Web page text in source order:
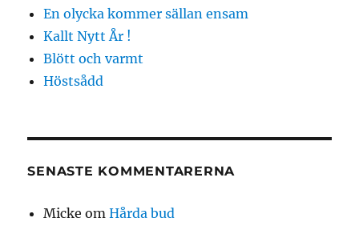
En olycka kommer sällan ensam
Kallt Nytt År !
Blött och varmt
Höstsådd
SENASTE KOMMENTARERNA
Micke omHårda bud